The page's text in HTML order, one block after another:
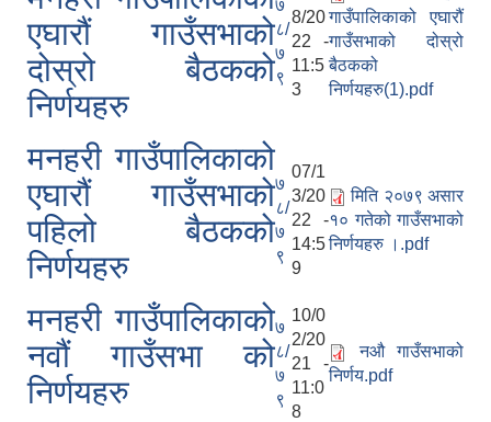
एघारौं गाउँसभाको
दोस्रो बैठकको
निर्णयहरु
७
८/
७
९
8/20
22 -
11:5
3
गाउँपालिकाको एघारौं
गाउँसभाको दोस्रो
बैठकको
निर्णयहरु(1).pdf
मनहरी गाउँपालिकाको
एघारौं गाउँसभाको
पहिलो बैठकको
निर्णयहरु
७
८/
७
९
07/1
3/20
22 -
14:5
9
मिति २०७९ असार
१० गतेको गाउँसभाको
निर्णयहरु ।.pdf
मनहरी गाउँपालिकाको
नवौं गाउँसभा को
निर्णयहरु
७
८/
७
९
10/0
2/20
21 -
11:0
8
नऔ गाउँसभाको
निर्णय.pdf